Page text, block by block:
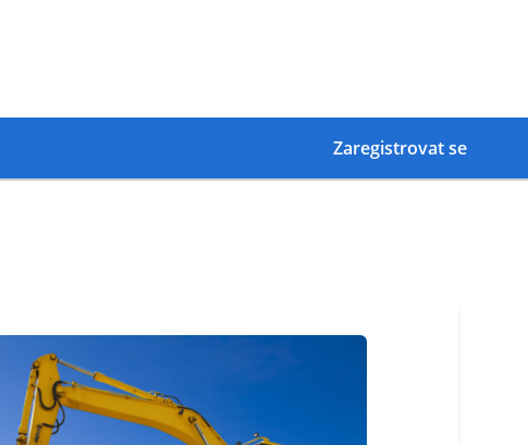
Zaregistrovat se